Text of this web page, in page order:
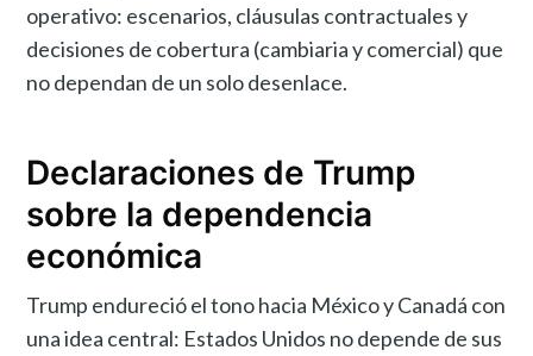
operativo: escenarios, cláusulas contractuales y
decisiones de cobertura (cambiaria y comercial) que
no dependan de un solo desenlace.
Declaraciones de Trump
sobre la dependencia
económica
Trump endureció el tono hacia México y Canadá con
una idea central: Estados Unidos no depende de sus